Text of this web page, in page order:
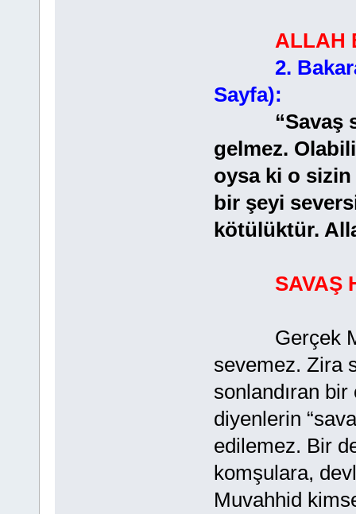
ALLAH
2.
Sayfa):
“Savaş
gelmez.
oysa ki o sizin
bir şeyi
kötülüktür.
SAVAŞ
Gerçek
sevemez. Zira
sonlandıran bir
diyenlerin
edilemez. Bir
komşulara,
Muvahhid